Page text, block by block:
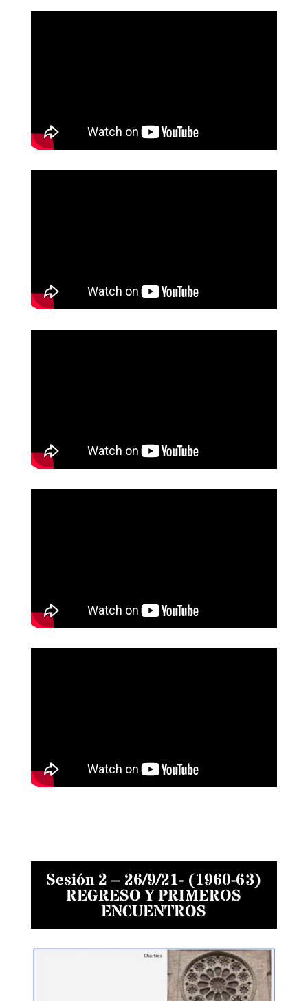
Sesión 2 – 26/9/21- (1960-63)
REGRESO Y PRIMEROS
ENCUENTROS